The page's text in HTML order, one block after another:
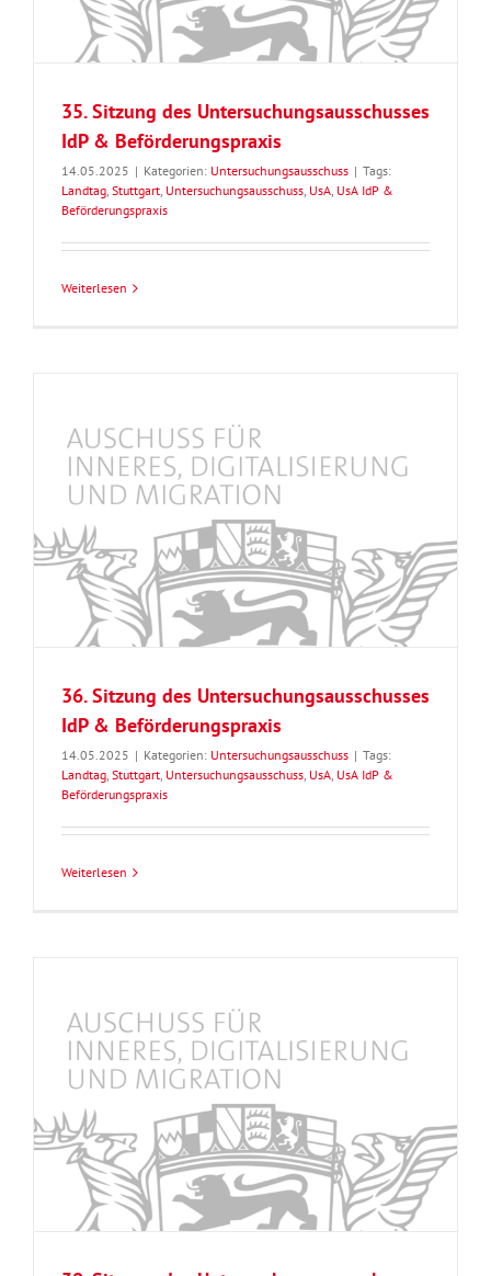
35. Sitzung des Untersuchungsausschusses
IdP & Beförderungspraxis
14.05.2025 | Kategorien: Untersuchungsausschuss | Tags:
Landtag, Stuttgart, Untersuchungsausschuss, UsA, UsA IdP &
Beförderungspraxis
Weiterlesen
36. Sitzung des Untersuchungsausschusses
IdP & Beförderungspraxis
14.05.2025 | Kategorien: Untersuchungsausschuss | Tags:
Landtag, Stuttgart, Untersuchungsausschuss, UsA, UsA IdP &
Beförderungspraxis
Weiterlesen